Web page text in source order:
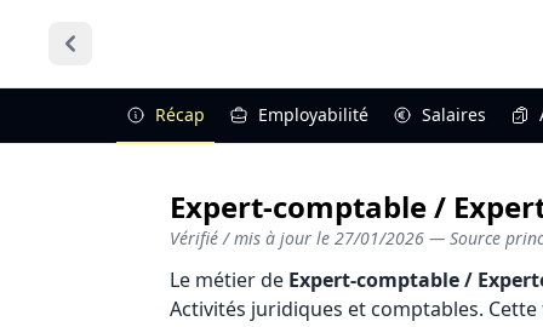
Récap Employabilité Salaires
Expert-comptable /
Vérifié / mis à jour le 27/01/2026 — Source
Le métier de Expert-comptable /
Activités juridiques et comptables.